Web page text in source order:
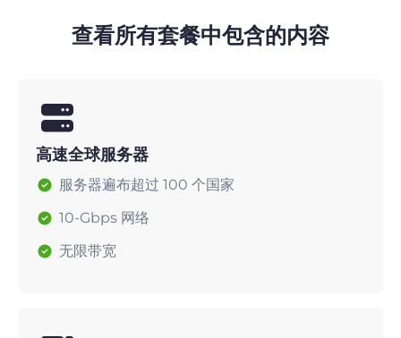
查看所有套餐中包含的内容
高速全球服务器
服务器遍布超过 100 个国家
10-Gbps 网络
无限带宽